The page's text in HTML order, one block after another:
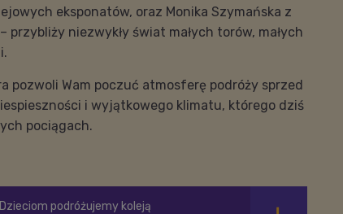
eksponatów, oraz Monika Szymańska z
przybliży niezwykły świat małych torów, małych
pozwoli Wam poczuć atmosferę podróży sprzed
i wyjątkowego klimatu, którego dziś
pociągach.
podróżujemy koleją